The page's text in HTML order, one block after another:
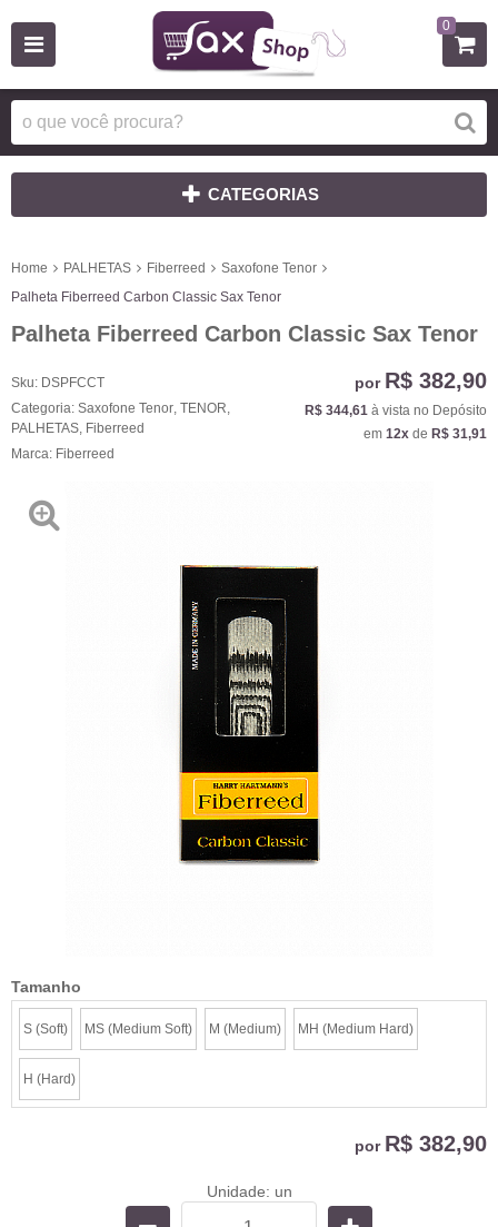
0
CATEGORIAS
Home PALHETAS Fiberreed
Saxofone Tenor
Palheta Fiberreed Carbon Classic Sax Tenor
Palheta Fiberreed Carbon Classic Sax Tenor
Sku: DSPFCCT
Categoria: Saxofone Tenor TENOR
PALHETAS Fiberreed
Marca: Fiberreed
por R$ 382,90
R$ 344,61 à vista no Depósito
em 12x de R$ 31,91
Tamanho
S (Soft) MS (Medium Soft) M (Medium) MH (Medium Hard)
H (Hard)
por R$ 382,90
Unidade: un